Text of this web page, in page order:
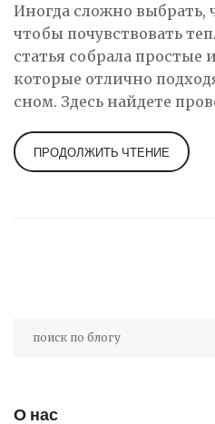
Иногда сложно выбрать,
чтобы почувствовать
статья собрала простые
которые отлично
сном. Здесь найдете
разделе только
интересные факты без
ПРОДОЛЖИТЬ ЧТЕНИЕ
О нас